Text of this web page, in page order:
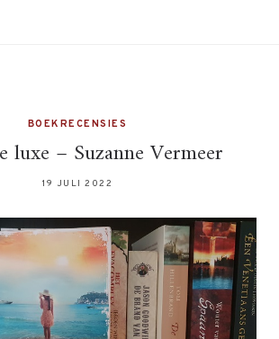
BOEKRECENSIES
luxe – Suzanne Vermeer
19 JULI 2022